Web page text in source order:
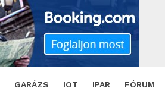
GARÁZS IOT IPAR FÓRUM
TWEET